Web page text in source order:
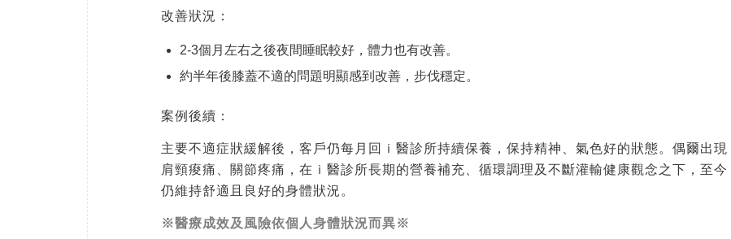
改善狀況：
2-3個月左右之後夜間睡眠較好，體力也有改善。
約半年後膝蓋不適的問題明顯感到改善，步伐穩定。
案例後續：
主要不適症狀緩解後，客戶仍每月回ｉ醫診所持續保養，保持精神、氣色好的狀態。偶爾出現
肩頸痠痛、關節疼痛，在ｉ醫診所長期的營養補充、循環調理及不斷灌輸健康觀念之下，至今
仍維持舒適且良好的身體狀況。
※醫療成效及風險依個人身體狀況而異※